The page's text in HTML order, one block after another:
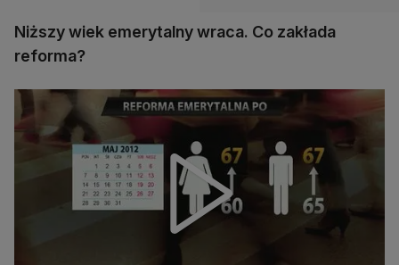
Niższy wiek emerytalny wraca. Co zakłada
reforma?